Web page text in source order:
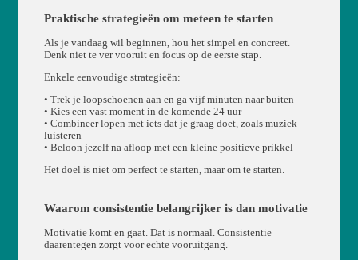
Praktische strategieën om meteen te starten
Als je vandaag wil beginnen, hou het simpel en concreet.
Denk niet te ver vooruit en focus op de eerste stap.
Enkele eenvoudige strategieën:
• Trek je loopschoenen aan en ga vijf minuten naar buiten
• Kies een vast moment in de komende 24 uur
• Combineer lopen met iets dat je graag doet, zoals muziek
luisteren
• Beloon jezelf na afloop met een kleine positieve prikkel
Het doel is niet om perfect te starten, maar om te starten.
Waarom consistentie belangrijker is dan motivatie
Motivatie komt en gaat. Dat is normaal. Consistentie
daarentegen zorgt voor echte vooruitgang.